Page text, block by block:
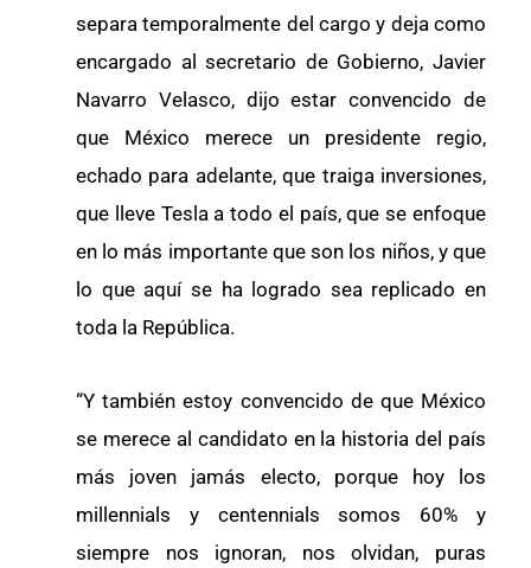
separa temporalmente del cargo y deja como
encargado al secretario de Gobierno, Javier
Navarro Velasco, dijo estar convencido de
que México merece un presidente regio,
echado para adelante, que traiga inversiones,
que lleve Tesla a todo el país, que se enfoque
en lo más importante que son los niños, y que
lo que aquí se ha logrado sea replicado en
toda la República.
“Y también estoy convencido de que México
se merece al candidato en la historia del país
más joven jamás electo, porque hoy los
millennials y centennials somos 60% y
siempre nos ignoran, nos olvidan, puras